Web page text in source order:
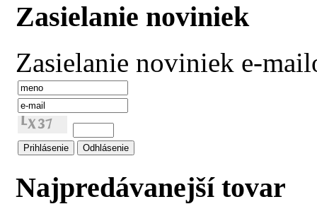
Zasielanie noviniek
Zasielanie noviniek e-
Najpredávanejší tovar